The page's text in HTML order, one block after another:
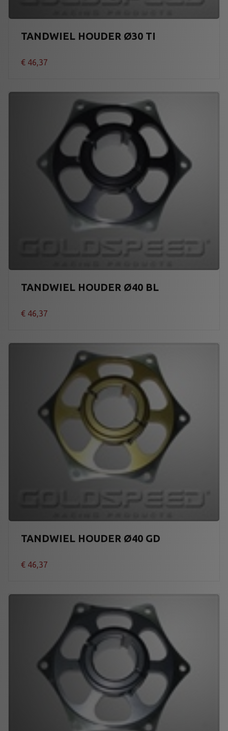
TANDWIEL HOUDER Ø30 TI
€ 46,37
TANDWIEL HOUDER Ø40 BL
€ 46,37
TANDWIEL HOUDER Ø40 GD
€ 46,37